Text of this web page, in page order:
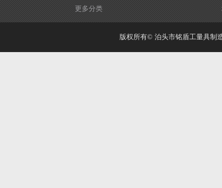
更多分类
版权所有© 泊头市铭盾工量具